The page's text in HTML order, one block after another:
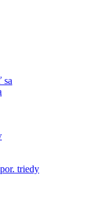
sa
triedy